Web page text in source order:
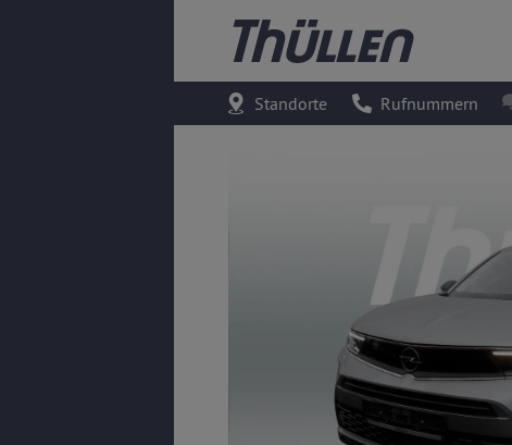
Standorte Rufnummern